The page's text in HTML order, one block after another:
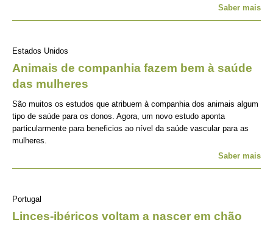
Saber mais
Estados Unidos
Animais de companhia fazem bem à saúde
das mulheres
São muitos os estudos que atribuem à companhia dos animais algum
tipo de saúde para os donos. Agora, um novo estudo aponta
particularmente para beneficios ao nível da saúde vascular para as
mulheres.
Saber mais
Portugal
Linces-ibéricos voltam a nascer em chão